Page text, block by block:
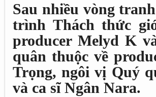
Sau nhiều vòng
trình Thách thức
producer Melyd K
quân thuộc về
Trọng, ngôi vị Quý
và ca sĩ Ngân Nara.